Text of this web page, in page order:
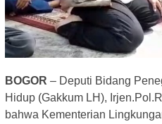
BOGOR – Deputi Bidang
Hidup (Gakkum LH),
bahwa Kementerian